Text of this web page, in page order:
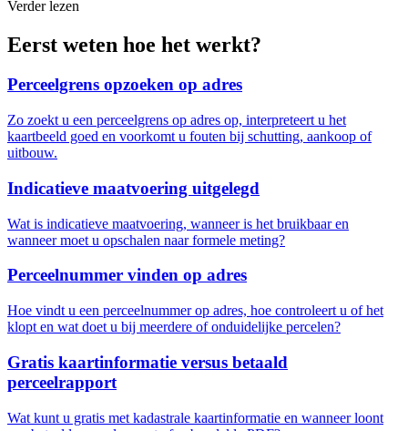
Verder lezen
Eerst weten hoe het werkt?
Perceelgrens opzoeken op adres
Zo zoekt u een perceelgrens op adres op, interpreteert u het
kaartbeeld goed en voorkomt u fouten bij schutting, aankoop of
uitbouw.
Indicatieve maatvoering uitgelegd
Wat is indicatieve maatvoering, wanneer is het bruikbaar en
wanneer moet u opschalen naar formele meting?
Perceelnummer vinden op adres
Hoe vindt u een perceelnummer op adres, hoe controleert u of het
klopt en wat doet u bij meerdere of onduidelijke percelen?
Gratis kaartinformatie versus betaald
perceelrapport
Wat kunt u gratis met kadastrale kaartinformatie en wanneer loont